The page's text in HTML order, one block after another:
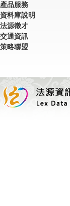
產品服務
資料庫說明
法源徵才
交通資訊
策略聯盟